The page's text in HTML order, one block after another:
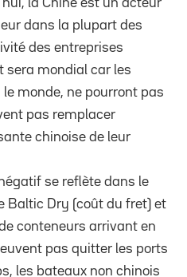
la Chine est un acteur
dans la plupart des
des entreprises
sera mondial car les
monde, ne pourront pas
pas remplacer
chinoise de leur
se reflète dans le
Baltic Dry (coût du fret) et
conteneurs arrivant en
pas quitter les ports
les bateaux non chinois